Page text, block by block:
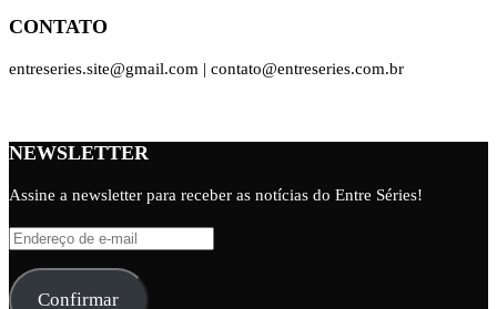
CONTATO
entreseries.site@gmail.com | contato@entreseries.com.br
NEWSLETTER
Assine a newsletter para receber as notícias do Entre Séries!
Endereço
e-
Confirmar